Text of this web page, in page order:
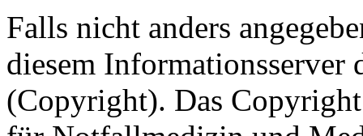
Falls nicht anders
diesem Informationsserver
(Copyright). Das